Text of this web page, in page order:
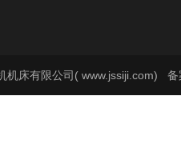
机床有限公司( www.jssiji.com) 备